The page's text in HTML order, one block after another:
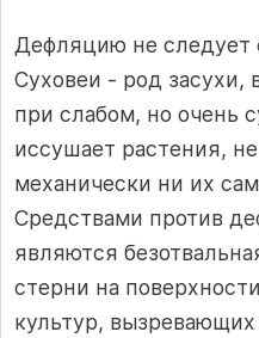
Дефляцию не следует
Суховеи - род засухи,
при слабом, но очень
иссушает растения,
механически ни их
Средствами против
являются
стерни на
культур,